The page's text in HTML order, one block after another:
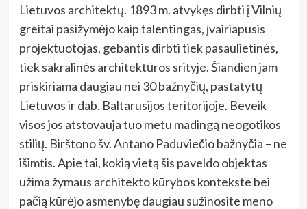
Lietuvos architektų. 1893 m. atvykęs dirbti į Vilnių
greitai pasižymėjo kaip talentingas, įvairiapusis
projektuotojas, gebantis dirbti tiek pasaulietinės,
tiek sakralinės architektūros srityje. Šiandien jam
priskiriama daugiau nei 30 bažnyčių, pastatytų
Lietuvos ir dab. Baltarusijos teritorijoje. Beveik
visos jos atstovauja tuo metu madingą neogotikos
stilių. Birštono šv. Antano Paduviečio bažnyčia – ne
išimtis. Apie tai, kokią vietą šis paveldo objektas
užima žymaus architekto kūrybos kontekste bei
pačią kūrėjo asmenybę daugiau sužinosite meno